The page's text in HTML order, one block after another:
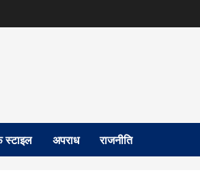
स्टाइल अपराध राजनीति